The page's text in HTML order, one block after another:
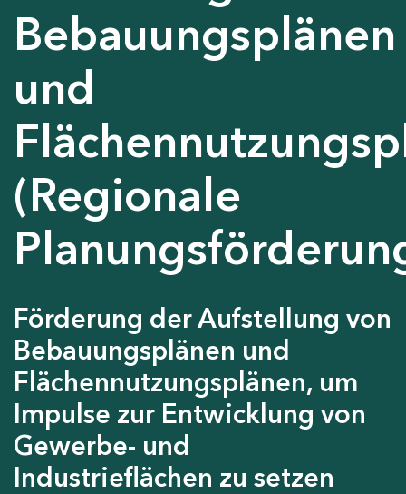
Bebauungsplänen
und
(Regionale
Förderung der Aufstellung von
Bebauungsplänen und
Flächennutzungsplänen, um
Impulse zur Entwicklung von
Gewerbe- und
Industrieflächen zu setzen